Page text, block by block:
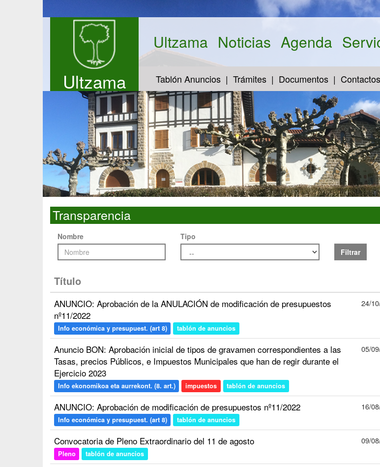
Ultzama
Ultzama Noticias Agenda
Tablón Anuncios Trámites Documentos Contactos
Transparencia
Nombre
Tipo
Filtrar
Título
ANUNCIO: Aprobación de la ANULACIÓN de modificación de presupuestos
nº11/2022
Info económica y presupuest. (art 8) tablón de anuncios
24/
Anuncio BON: Aprobación inicial de tipos de gravamen correspondientes a las
Tasas, precios Públicos, e Impuestos Municipales que han de regir durante el
Ejercicio 2023
Info ekonomikoa eta aurrekont. (8. art.) impuestos tablón de anuncios
05/
ANUNCIO: Aprobación de modificación de presupuestos nº11/2022
Info económica y presupuest. (art 8) tablón de anuncios
16/
Convocatoria de Pleno Extraordinario del 11 de agosto
Pleno tablón de anuncios
09/